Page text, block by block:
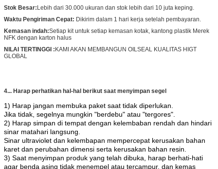
Stok Besar:Lebih dari 30.000 ukuran dan stok lebih dari 10 juta keping.
Waktu Pengiriman Cepat: Dikirim dalam 1 hari kerja setelah pembayaran.
Kemasan indah:Setiap kit untuk setiap kemasan kotak, kantong plastik Merek
NFK dengan karton halus
NILAI TERTINGGI :KAMI AKAN MEMBANGUN OILSEAL KUALITAS HIGT
GLOBAL
4... Harap perhatikan hal-hal berikut saat menyimpan segel
1) Harap jangan membuka paket saat tidak diperlukan.
Jika tidak, segelnya mungkin "berdebu" atau "tergores".
2) Harap simpan di tempat dengan kelembaban rendah dan hindari
sinar matahari langsung.
Sinar ultraviolet dan kelembapan mempercepat kerusakan bahan
karet dan perubahan dimensi serta kerusakan bahan resin.
3) Saat menyimpan produk yang telah dibuka, harap berhati-hati
agar benda asing tidak menempel atau tercampur, dan kemas